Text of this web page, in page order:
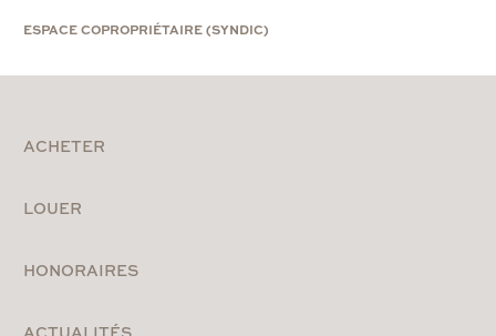
ESPACE COPROPRIÉTAIRE (SYNDIC)
ACHETER
LOUER
HONORAIRES
ACTUALITÉS